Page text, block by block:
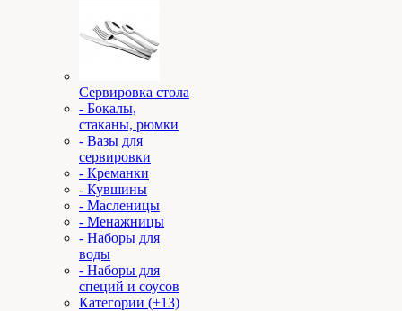
Сервировка стола
- Бокалы,
стаканы, рюмки
- Вазы для
сервировки
- Креманки
- Кувшины
- Масленицы
- Менажницы
- Наборы для
воды
- Наборы для
специй и соусов
Категории (+13)